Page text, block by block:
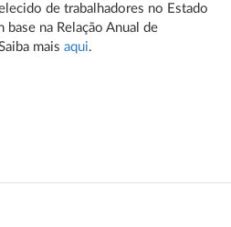
de trabalhadores no Estado
base na Relação Anual de
mais aqui.